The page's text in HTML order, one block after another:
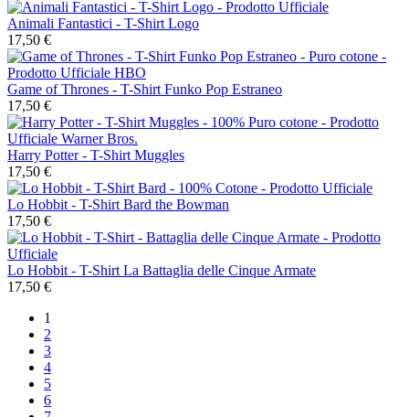
Animali Fantastici - T-Shirt Logo
17,50 €
Game of Thrones - T-Shirt Funko Pop Estraneo
17,50 €
Harry Potter - T-Shirt Muggles
17,50 €
Lo Hobbit - T-Shirt Bard the Bowman
17,50 €
Lo Hobbit - T-Shirt La Battaglia delle Cinque Armate
17,50 €
1
2
3
4
5
6